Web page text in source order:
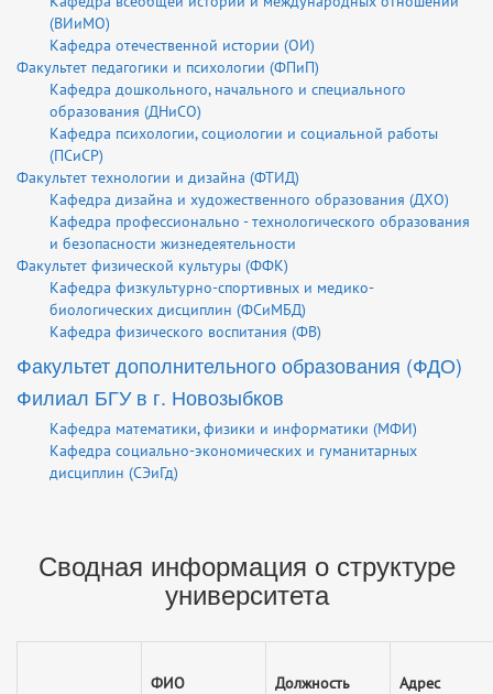
(ВИиМО)
Кафедра отечественной истории (ОИ)
Факультет педагогики и психологии (ФПиП)
Кафедра дошкольного, начального и специального
образования (ДНиСО)
Кафедра психологии, социологии и социальной работы
(ПСиСР)
Факультет технологии и дизайна (ФТИД)
Кафедра дизайна и художественного образования (ДХО)
Кафедра профессионально - технологического образования
и безопасности жизнедеятельности
Факультет физической культуры (ФФК)
Кафедра физкультурно-спортивных и медико-
биологических дисциплин (ФСиМБД)
Кафедра физического воспитания (ФВ)
Факультет дополнительного образования (ФДО)
Филиал БГУ в г. Новозыбков
Кафедра математики, физики и информатики (МФИ)
Кафедра социально-экономических и гуманитарных
дисциплин (СЭиГд)
Сводная информация о структуре
университета
ФИО
Должность
Адрес